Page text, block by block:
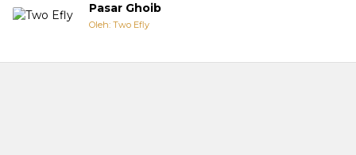
Pasar Ghoib
Oleh: Two Efly